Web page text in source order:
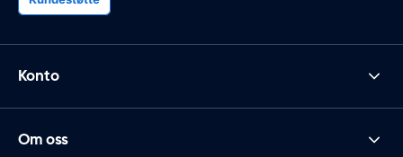
Konto
Om oss